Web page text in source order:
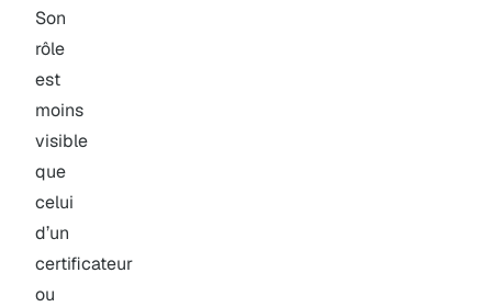
Son
rôle
est
moins
visible
que
celui
d’un
certificateur
ou